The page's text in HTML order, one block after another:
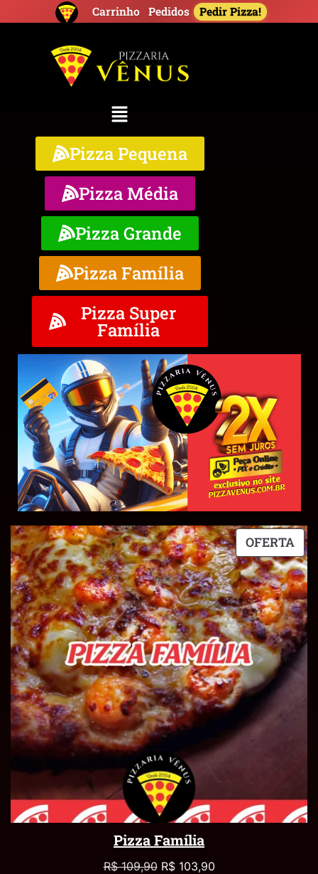
Pizza Pequena
Pizza Média
Pizza Grande
Pizza Família
Pizza Super
Família
OFERTA
Pizza Família
R$109,90 R$103,90
Carrinho Pedidos Pedir Pizza!